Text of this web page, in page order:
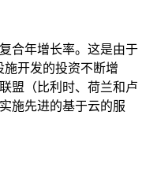
合年增长率。这是由于
开发的投资不断增
盟（比利时、荷兰和卢
施先进的基于云的服